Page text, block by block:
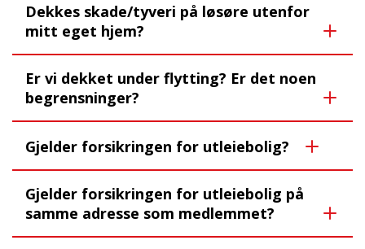
Dekkes skade/tyveri på løsøre utenfor
mitt eget hjem?
Er vi dekket under flytting? Er det noen
begrensninger?
Gjelder forsikringen for utleiebolig?
Gjelder forsikringen for utleiebolig på
samme adresse som medlemmet?